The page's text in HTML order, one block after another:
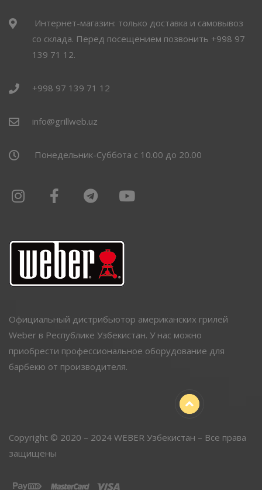
Интернет-магазин: только доставка и самовывоз
со склада. Перед посещением позвонить +998 97
139 71 12.
+998 97 139 71 12
info@grillweb.uz
Понедельник-Суббота с 10.00 до 20.00
Официальный дистрибьютор американских грилей
Weber в Республике Узбекистан. У нас можно
приобрести профессиональное оборудование для
барбекю от производителя.
Copyright © 2020 – 2024 WEBER Узбекистан – Все права
защищены